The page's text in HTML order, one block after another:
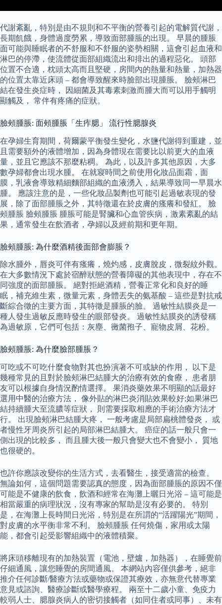
代謝紊亂，特別是由不規則和不平衡的營養引起的電解質代謝，
長期飢餓，身體過度勞累，導致面部腫脹的出現。 早晨的腫脹
面可能與睡眠者的不舒服和不舒服的姿勢相關，這會引起血液和
淋巴的停滯，使流體從面部組織流出和排出的過程惡化。 頭部
位置不合適，枕頭太高而且堅硬，房間內的熱量和熱量，加熱器
的位置太靠近床頭 – 都會導致醒來時臉部出現腫脹。 臉頰淋巴
結在發生炎症時， 因細菌及其毒素刺激而腫大而可以用手觸明
顯觸及， 常伴有疼痛的症狀。
臉頰腫脹: 面頰腫脹「生痄腮」 流行性腮腺炎
在孕婦生育期間，荷爾蒙平衡發生變化，水鹽代謝得到重建，並
且需要額外的液體增加，因為身體現在需要比以前更大的血液
量，並且它應該不那麼粘稠。 為此，以及許多其他原因，大多
數孕婦都會出現水腫。 在就寢時間之前使用化妝品面霜，面
膜，乳液會導致精細麵部組織的血液湧入，結果導致同一早晨水
腫。 應該注意的是，一些化妝品製劑也可能引起過敏表現的發
展，除了面部腫脹之外，其特徵還在於皮膚的瘙癢和發紅。 臉
頰腫脹 臉頰腫脹 腫脹可能是腎臟和心血管疾病，激素紊亂的結
果，通常發生在飲酒者，孕婦以及經前期和更年期。
臉頰腫脹: 為什麼酒精後面部會膨脹？
除水腫外，唇炎可伴有瘙癢，燒灼感，皮膚脫皮，微裂紋外觀。
在大多數情況下處於宿醉狀態的營養障礙的其他表現中，存在不
同強度的面部腫脹。 絕對拒絕酒精，營養正常化和良好的睡
眠，補充維生素，微量元素，身體丟失的氨基酸 – 這些是對抗戒
斷綜合徵的主要方面，其特徵是腫脹的臉。 過敏性結膜炎是一
種人發生過敏反應時發生的眼部發炎。 過敏性結膜炎的誘發稱
為過敏原，它們可包括：灰塵、黴菌孢子、寵物皮屑、花粉。
臉頰腫脹: 為什麼臉部腫脹？
可吃或不可吃什麼食物對其也扮演著不可或缺的作用， 以下是
幾種常見的且對於臉頰淋巴結腫大的治療有效的食療， 患者朋
友可以根據自身情況酌情選擇。 果消炎藥效果不明顯的話最好
選用中醫的治療方法， 像外貼的淋巴炎消貼效果較好;如果淋巴
結持續腫大至流膿等症狀， 則需要採取相應的手術治療方法才
行。 出現臉頰淋巴結腫大疼， 一般考慮是局部扁桃體發炎， 或
者慢性牙周炎所引起的局部淋巴結腫大。 癌症的話一般只會一
側出現的比較多， 而且腫大後一般只會變大也不會變小， 質地
也很硬的。
也許你應該改變你的生活方式，去看醫生，接受適當的檢查。
無論如何，這個問題需要認真的態度，因為面部腫脹的原因不僅
可能是不健康的飲食，飲酒和經常在海灘上曬日光浴 – 這可能是
相當嚴重的病理狀況，沒有專家的幫助是沒有必要的。 特別
是，在海灘上長時間日光浴，特別是在所謂的“活躍陽光”期間，
對皮膚的水平衡非常不利。 臉頰腫脹 任何燒傷，家用或太陽
能，都會引起受影響組織中的液體積聚。
將床頭移離現有的加熱裝置（電池，壁爐，加熱器），在睡覺前
仔細通風，讓您睡覺的房間通風。 本網站內容僅供參考，絕非
推介任何診斷/醫療方法或藥物或保證其療效，亦無意代替專業
意見或諮詢、醫療診斷或醫學療程。 兩至十二歲小童、免疫力
較弱人士、腮腺炎病人的密切接觸者（如同住者或同事）、未有